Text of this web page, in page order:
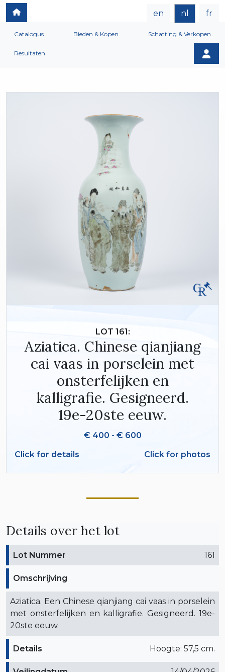
en nl fr
Catalogus Bieden & Kopen Schatting & Verkopen
Resultaten
LOT 161:
Aziatica. Chinese qianjiang
cai vaas in porselein met
onsterfelijken en
kalligrafie. Gesigneerd.
19e-20ste eeuw.
€ 400 - € 600
Click for details
Click for photos
Details over het lot
Lot Nummer 161
Omschrijving
Aziatica. Een Chinese qianjiang cai vaas in porselein
met onsterfelijken en kalligrafie. Gesigneerd. 19e-
20ste eeuw.
Details Hoogte: 57,5 cm.